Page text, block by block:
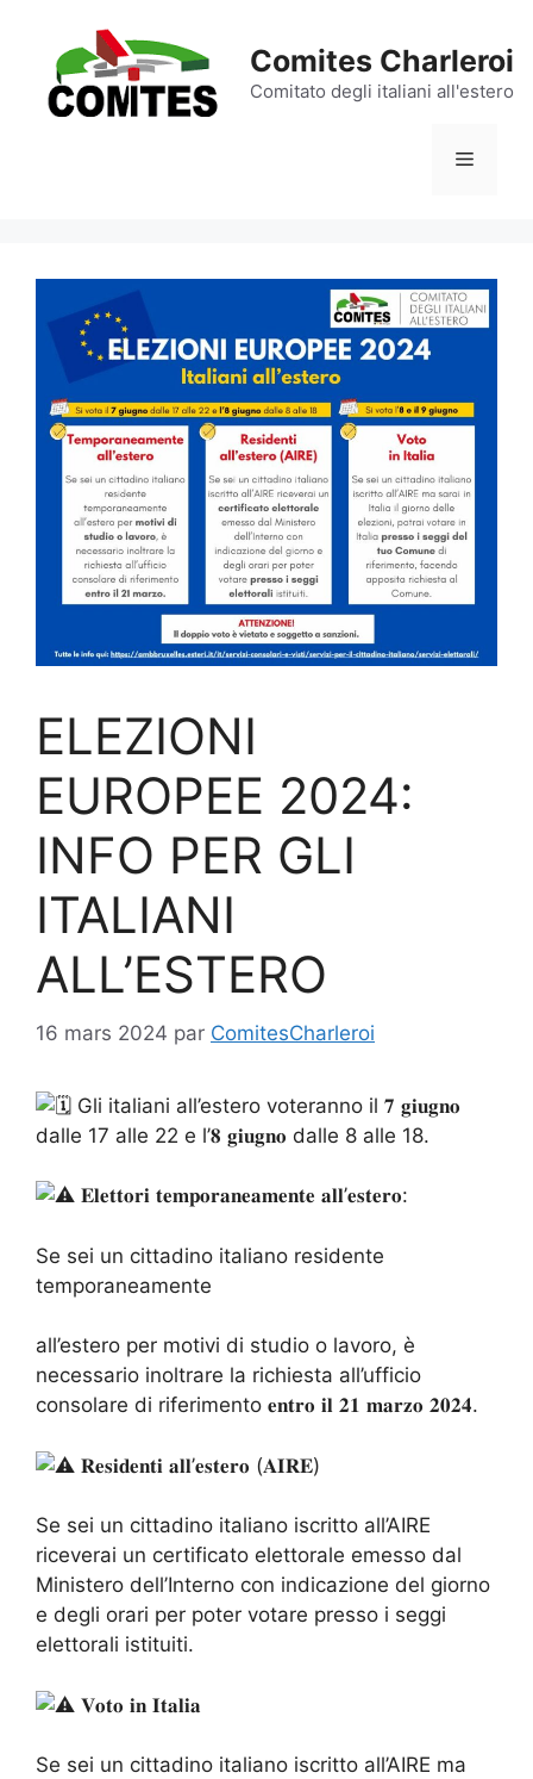
contenu
Comites Charleroi
Comitato degli italiani all'estero
Menu
ELEZIONI
EUROPEE 2024:
INFO PER GLI
ITALIANI
ALL’ESTERO
16 mars 2024 par ComitesCharleroi
Gli italiani all’estero voteranno il 𝟕 𝐠𝐢𝐮𝐠𝐧𝐨
dalle 17 alle 22 e l’𝟖 𝐠𝐢𝐮𝐠𝐧𝐨 dalle 8 alle 18.
𝐄𝐥𝐞𝐭𝐭𝐨𝐫𝐢 𝐭𝐞𝐦𝐩𝐨𝐫𝐚𝐧𝐞𝐚𝐦𝐞𝐧𝐭𝐞 𝐚𝐥𝐥’𝐞𝐬𝐭𝐞𝐫𝐨:
Se sei un cittadino italiano residente
temporaneamente
all’estero per motivi di studio o lavoro, è
necessario inoltrare la richiesta all’ufficio
consolare di riferimento 𝐞𝐧𝐭𝐫𝐨 𝐢𝐥 𝟐𝟏 𝐦𝐚𝐫𝐳𝐨 𝟐𝟎𝟐𝟒.
𝐑𝐞𝐬𝐢𝐝𝐞𝐧𝐭𝐢 𝐚𝐥𝐥’𝐞𝐬𝐭𝐞𝐫𝐨 (𝐀𝐈𝐑𝐄)
Se sei un cittadino italiano iscritto all’AIRE
riceverai un certificato elettorale emesso dal
Ministero dell’Interno con indicazione del giorno
e degli orari per poter votare presso i seggi
elettorali istituiti.
𝐕𝐨𝐭𝐨 𝐢𝐧 𝐈𝐭𝐚𝐥𝐢𝐚
Se sei un cittadino italiano iscritto all’AIRE ma